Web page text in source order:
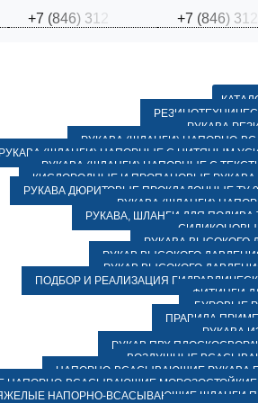
+7 (846) 31 +7 (846) 31
РУКАВА
РУКАВА (ШЛАНГИ) НАПОРНО-
(ШЛАНГИ) НАПОРНЫЕ С НИТЯНЫМ
РУКАВА (ШЛАНГИ) НАПОРНЫЕ С
КИСЛОРОДНЫЕ И ПРОПАНОВЫЕ РУКАВА
РУКАВА ДЮРИТОВЫЕ ПРОКЛАДОЧНЫЕ ТУ
РУКАВА (ШЛАНГИ)
РУКАВА, ШЛАНГИ ДЛЯ ПОЛИВА
РУКАВА ВЫСОКОГО
РУКАВ ВЫСОКОГО ДАВЛЕНИЯ
РУКАВ ВЫСОКОГО ДАВЛЕНИЯ
ПОДБОР И РЕАЛИЗАЦИЯ
ФИТИНГИ
БУРОВЫЕ
ПРАВИЛА
РУКАВА
РУКАВ ПВХ
ВОЗДУШНЫЕ
НАПОРНО-ВСАСЫВАЮЩИЕ РУКАВА
НАПОРНО-ВСАСЫВАЮЩИЕ МОРОЗОСТОЙКИЕ
НАПОРНО-ВСАСЫВАЮЩИЕ ШЛАНГИ